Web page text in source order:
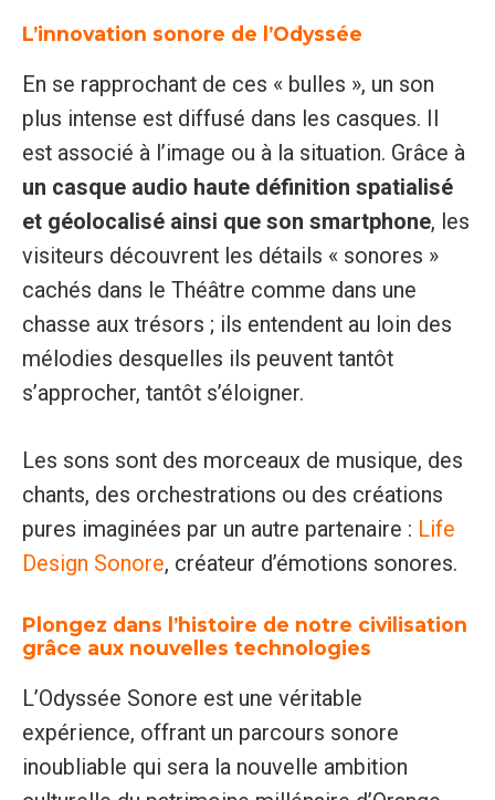
L’innovation sonore de l’Odyssée
En se rapprochant de ces « bulles », un son
plus intense est diffusé dans les casques. Il
est associé à l’image ou à la situation. Grâce à
un casque audio haute définition spatialisé
et géolocalisé ainsi que son smartphone, les
visiteurs découvrent les détails « sonores »
cachés dans le Théâtre comme dans une
chasse aux trésors ; ils entendent au loin des
mélodies desquelles ils peuvent tantôt
s’approcher, tantôt s’éloigner.
Les sons sont des morceaux de musique, des
chants, des orchestrations ou des créations
pures imaginées par un autre partenaire : Life
Design Sonore, créateur d’émotions sonores.
Plongez dans l’histoire de notre civilisation
grâce aux nouvelles technologies
L’Odyssée Sonore est une véritable
expérience, offrant un parcours sonore
inoubliable qui sera la nouvelle ambition